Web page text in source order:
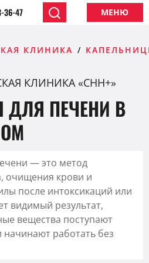
36-47 МЕНЮ
КЛИНИКА
КЛИНИКА «CHH+»
ПЕЧЕНИ В
— это метод
очищения крови и
после интоксикаций или
видимый результат,
вещества поступают
начинают работать без